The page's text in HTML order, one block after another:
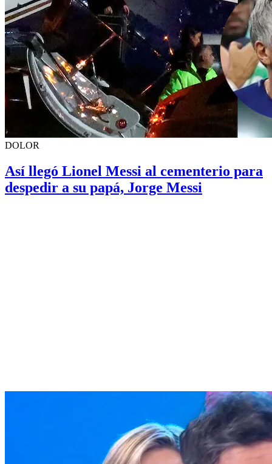
DOLOR
Así llegó Lionel Messi al cementerio para
despedir a su papá, Jorge Messi